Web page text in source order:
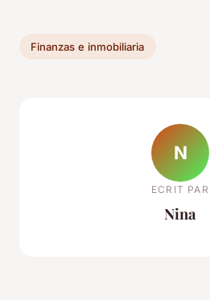
Finanzas e inmobiliaria
N
ECRIT PAR
Nina